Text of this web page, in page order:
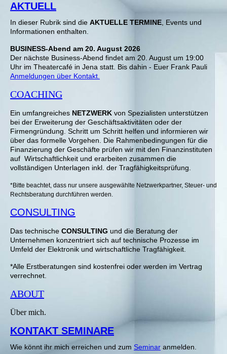
AKTUELL
In dieser Rubrik sind die AKTUELLE TERMINE , Events und
Informationen enthalten.
BUSINESS-Abend am 20. August 2026
Der nächste Business-Abend findet am 20. August um 19:00
Uhr im Theatercafé in Jena statt. Bis dahin - Euer Frank Pauli
Anmeldungen über Kontakt.
COACHING
Ein umfangreiches NETZWERK von Spezialisten unterstützen
bei der Erweiterung der Geschäftsaktivitäten oder der
Firmengründung. Schritt um Schritt helfen und informieren wir
über das formelle Vorgehen. Die Rahmenbedingungen für die
Finanzierung der Geschäfte prüfen wir mit den Finanzinstituten
auf Wirtschaftlichkeit und erarbeiten zusammen die
vollständigen Unterlagen inkl. der Tragfähigkeitsprüfung.
*Bitte beachtet, dass nur unsere ausgewählte Netzwerkpartner, Steuer- und
Rechtsberatung durchführen werden.
CONSULTING
Das technische CONSULTING und die Beratung der
Unternehmen konzentriert sich auf technische Prozesse im
Umfeld der Elektronik und wirtschaftliche Tragfähigkeit.
*Alle Erstberatungen sind kostenfrei oder werden im Vertrag
verrechnet.
ABOUT
Über mich.
KONTAKT SEMINARE
Wie könnt ihr mich erreichen und zum Seminar anmelden.